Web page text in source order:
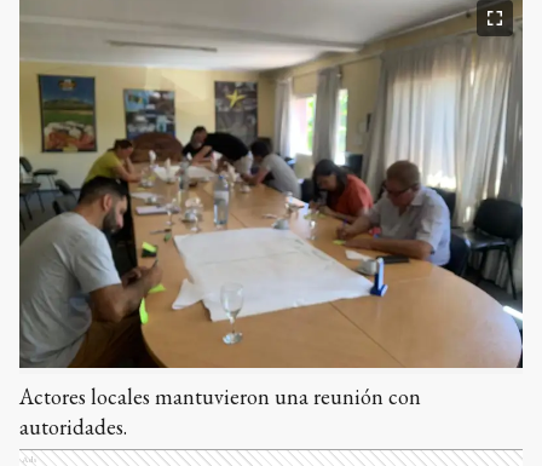
Actores locales mantuvieron una reunión con
autoridades.
Ads